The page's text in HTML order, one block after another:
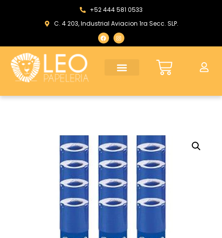
+52 444 581 0533
C. 4 203, Industrial Aviacion 1ra Secc. SLP.